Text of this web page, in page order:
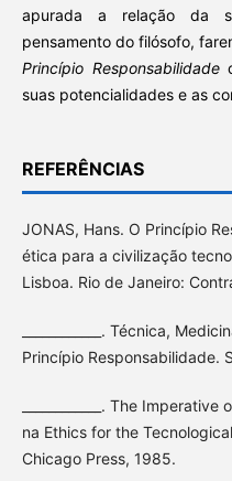
apurada a relação da
pensamento do filósofo,
Princípio Responsabilidade
suas potencialidades e as
REFERÊNCIAS
JONAS, Hans. O Princípio
ética para a civilização
Lisboa. Rio de Janeiro:
____________. Técnica,
Princípio Responsabilidade.
____________. The
na Ethics for the
Chicago Press, 1985.